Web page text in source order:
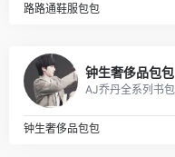
路路通鞋服包包
钟生奢侈品包包
钟生奢侈品包包